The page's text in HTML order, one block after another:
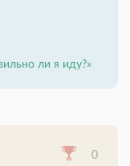
ли я иду?»
0